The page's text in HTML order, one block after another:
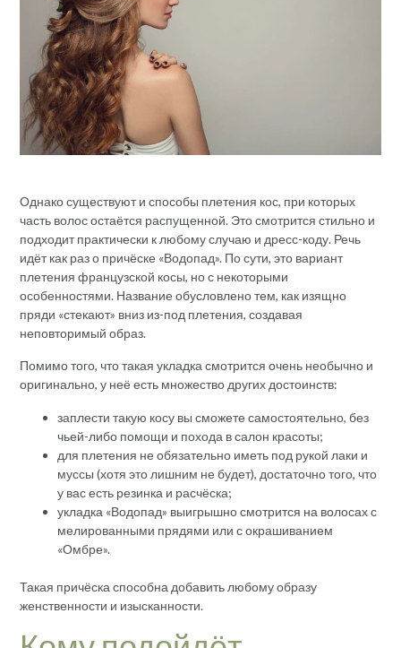
Однако существуют и способы плетения кос, при которых
часть волос остаётся распущенной. Это смотрится стильно и
подходит практически к любому случаю и дресс-коду. Речь
идёт как раз о причёске «Водопад». По сути, это вариант
плетения французской косы, но с некоторыми
особенностями. Название обусловлено тем, как изящно
пряди «стекают» вниз из-под плетения, создавая
неповторимый образ.
Помимо того, что такая укладка смотрится очень необычно и
оригинально, у неё есть множество других достоинств:
заплести такую косу вы сможете самостоятельно, без
чьей-либо помощи и похода в салон красоты;
для плетения не обязательно иметь под рукой лаки и
муссы (хотя это лишним не будет), достаточно того, что
у вас есть резинка и расчёска;
укладка «Водопад» выигрышно смотрится на волосах с
мелированными прядями или с окрашиванием
«Омбре».
Такая причёска способна добавить любому образу
женственности и изысканности.